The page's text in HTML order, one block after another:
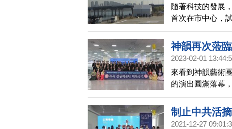
隨著科技的發展
首次在市中心，
神韻再次蒞
2023-02-01
來看到神韻藝術
的演出圓滿落幕
臨當地，讓韓國
制止中共活
2021-12-27